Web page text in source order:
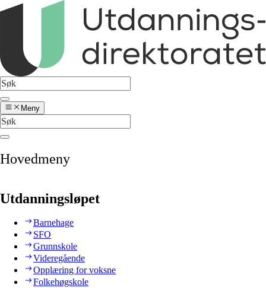
Meny
Hovedmeny
Utdanningsløpet
Barnehage
SFO
Grunnskole
Videregående
Opplæring for voksne
Folkehøgskole